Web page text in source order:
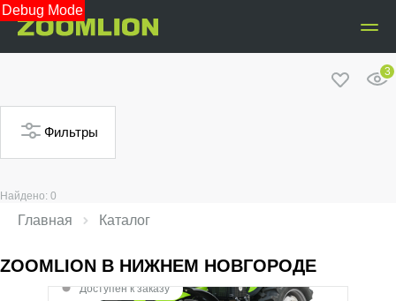
Debug Mode
3
Фильтры
Найдено: 0
Главная Каталог
ZOOMLION В НИЖНЕМ НОВГОРОДЕ
Доступен к заказу